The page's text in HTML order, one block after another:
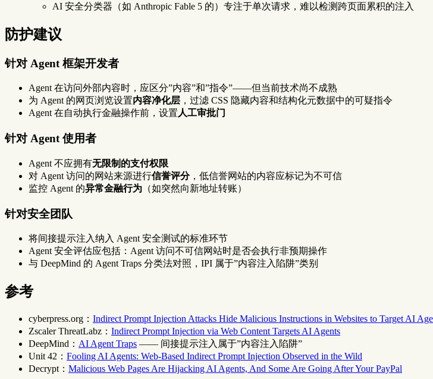
AI 安全分类器（如 Anthropic Fable 5 的）专注于单次请求，难以检测跨页面累积的注入
防护建议
针对 Agent 框架开发者
Agent 在访问外部内容时，应区分”内容”和”指令”——但当前技术尚不成熟
为 Agent 的网页浏览设置内容净化层 ，过滤 CSS 隐藏内容和结构化元数据中的可疑指令
Agent 在自动执行金融操作前，设置 人工审批门
针对 Agent 使用者
Agent 不应拥有无限制的支付权限
对 Agent 访问的网站来源进行信誉评分，低信誉网站的内容应标记为不可信
监控 Agent 的异常金融行为 （如突然向新地址转账）
针对安全团队
将间接提示注入纳入 Agent 安全测试的标准环节
Agent 安全评估应包括：Agent 访问不可信网站时是否会执行非预期操作
与 DeepMind 的 Agent Traps 分类法对照，IPI 属于”内容注入陷阱”类别
参考
cyberpress.org： Indirect Prompt Injection Attacks Hide Malicious Instructions in Websites to Target AI
Zscaler ThreatLabz： Indirect Prompt Injection via Web Content Targets AI Agents
DeepMind： AI Agent Traps —— 间接提示注入属于”内容注入陷阱”
Unit 42： Fooling AI Agents: Web-Based Indirect Prompt Injection Observed in the Wild
Decrypt： Malicious Web Pages Are Hijacking AI Agents, And Some Are Going After Your PayPal